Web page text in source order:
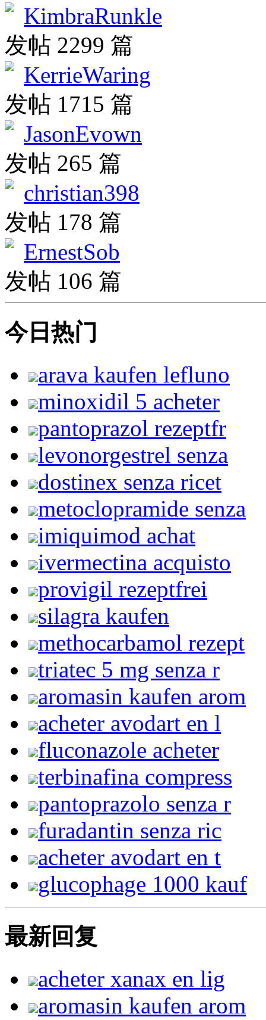
KimbraRunkle
发帖 2299 篇
KerrieWaring
发帖 1715 篇
JasonEvown
发帖 265 篇
christian398
发帖 178 篇
ErnestSob
发帖 106 篇
今日热门
arava kaufen lefluno
minoxidil 5 acheter
pantoprazol rezeptfr
levonorgestrel senza
dostinex senza ricet
metoclopramide senza
imiquimod achat
ivermectina acquisto
provigil rezeptfrei
silagra kaufen
methocarbamol rezept
triatec 5 mg senza r
aromasin kaufen arom
acheter avodart en l
fluconazole acheter
terbinafina compress
pantoprazolo senza r
furadantin senza ric
acheter avodart en t
glucophage 1000 kauf
最新回复
acheter xanax en lig
aromasin kaufen arom